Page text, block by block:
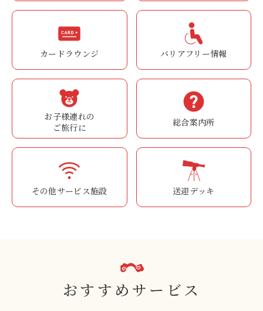
カードラウンジ バリアフリー情報
お子様連れの
ご旅行に
総合案内所
その他サービス施設 送迎デッキ
おすすめサービス